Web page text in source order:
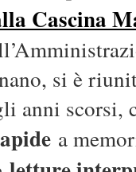
Cascina
si è
anni scorsi,
a